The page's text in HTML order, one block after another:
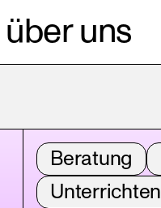
über uns
Beratung
Unterrichten